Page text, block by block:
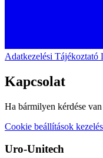
Adatkezelési Tájékoztató
Kapcsolat
Ha bármilyen kérdése
Cookie beállítások
Uro-Unitech